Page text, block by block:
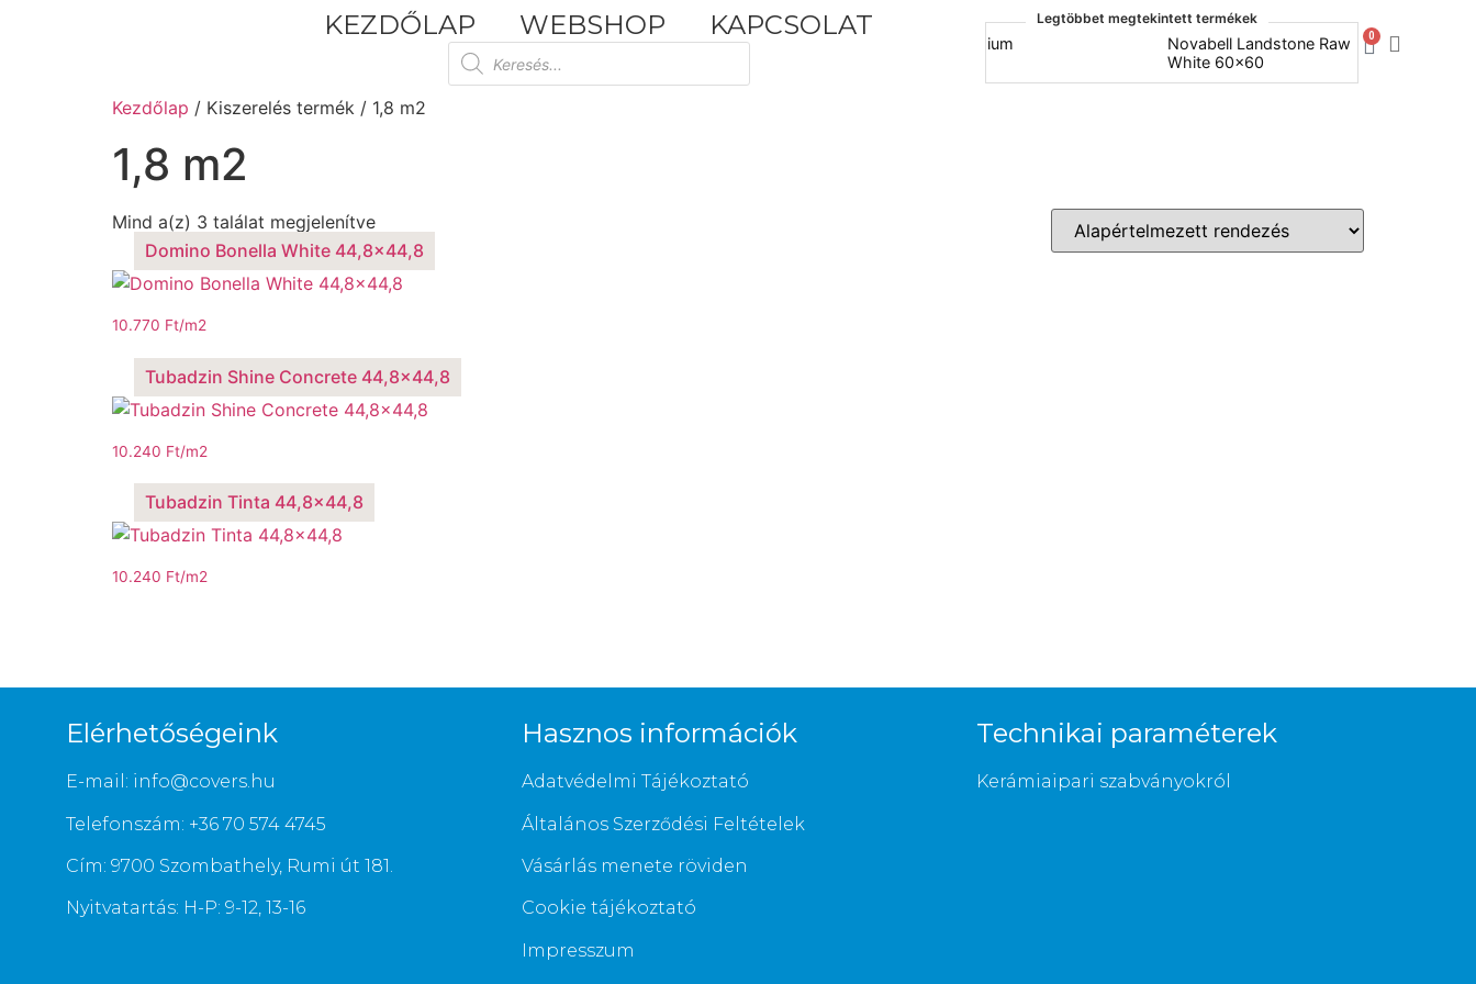
KEZDŐLAP WEBSHOP KAPCSOLAT Legtöbbet megtekintett termékek
Tuscania Durango Medium
Novabell Landstone Raw
0
Kezdőlap / Kiszerelés termék / 1,8 m2
1,8 m2
Mind a(z) 3 találat megjelenítve
Domino Bonella White 44,8×44,8
10.770 Ft/m2
Tubadzin Shine Concrete 44,8×44,8
10.240 Ft/m2
Tubadzin Tinta 44,8×44,8
10.240 Ft/m2
Elérhetőségeink
E-mail: info@covers.hu
Telefonszám: +36 70 574 4745
Cím: 9700 Szombathely, Rumi út 181.
Nyitvatartás: H-P: 9-12, 13-16
Hasznos információk
Adatvédelmi Tájékoztató
Általános Szerződési Feltételek
Vásárlás menete röviden
Cookie tájékoztató
Impresszum
Technikai paraméterek
Kerámiaipari szabványokról